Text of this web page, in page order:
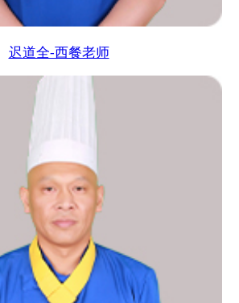
迟道全-西餐老师